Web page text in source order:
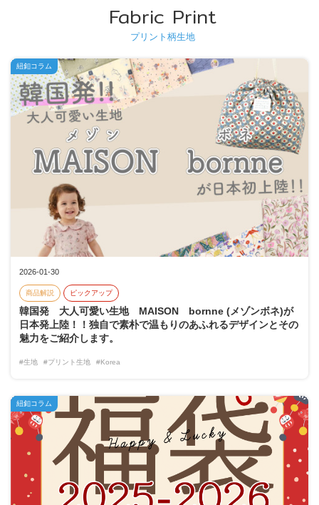
Fabric Print
プリント柄生地
2026-01-30
商品解説 ピックアップ
韓国発 大人可愛い生地 MAISON bornne (メゾンボネ)が
日本発上陸！！独自で素朴で温もりのあふれるデザインとその
魅力をご紹介します。
#生地 #プリント生地 #Korea
紐釦コラム
紐釦コラム